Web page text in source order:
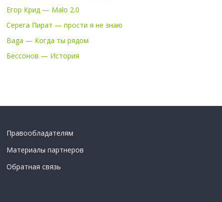
Егор Крид — Malo 2.0
Серега Пират — прости я не знаю
Baga — Когда ты рядом
Бессонов — История
Правообладателям
Материалы партнеров
Обратная связь